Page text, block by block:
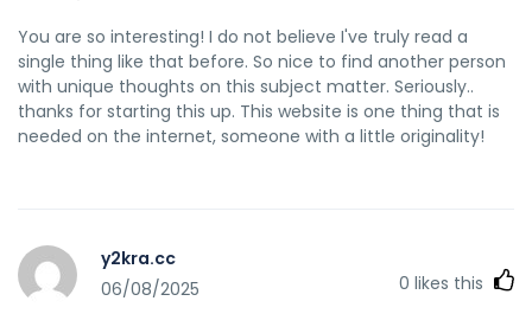
You are so interesting! I do not believe I've truly read a
single thing like that before. So nice to find another person
with unique thoughts on this subject matter. Seriously..
thanks for starting this up. This website is one thing that is
needed on the internet, someone with a little originality!
y2kra.cc
06/08/2025
0 likes this